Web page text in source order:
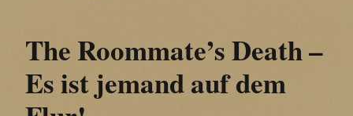
The Roommate’s Death –
Es ist jemand auf dem